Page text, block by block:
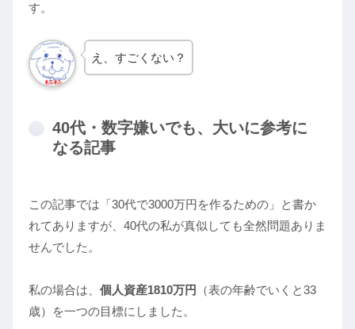
す。
え、すごくない？
40代・数字嫌いでも、大いに参考に
なる記事
この記事では「30代で3000万円を作るための」と書か
れてありますが、40代の私が真似しても全然問題ありま
せんでした。
私の場合は、 個人資産1810万円
（表の年齢でいくと33
歳）を一つの目標にしました。